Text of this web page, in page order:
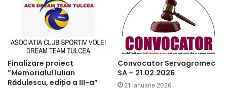
Finalizare proiect
”Memorialul Iulian
Rădulescu, ediția a III-a”
Convocator Servagromec
SA – 21.02.2026
21 ianuarie 2026